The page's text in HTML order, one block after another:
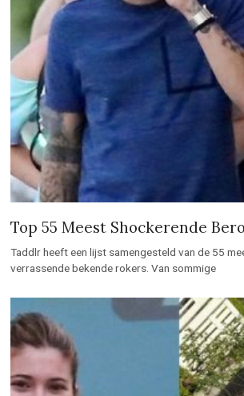
Top 55 Meest Shockerende
Taddlr heeft een lijst samengesteld van de 55
verrassende bekende rokers. Van sommige